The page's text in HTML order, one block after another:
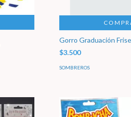
Gorro Graduación
$3.500
SOMBREROS